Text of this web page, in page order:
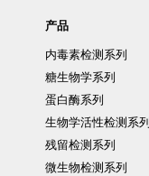
产品
内毒素检测系列
糖生物学系列
蛋白酶系列
生物学活性检测系列
残留检测系列
微生物检测系列